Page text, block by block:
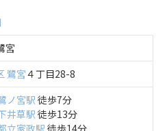
宮
鷺宮４丁目28-8
ノ宮駅 徒歩7分
井草駅 徒歩13分